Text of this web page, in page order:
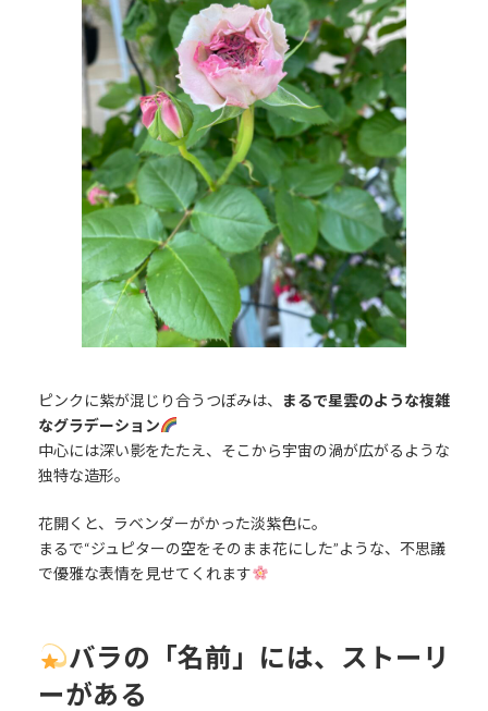
ピンクに紫が混じり合うつぼみは、
まるで星雲のような複雑
なグラデーション
中心には深い影をたたえ、そこから宇宙の渦が広がるような
独特な造形。
花開くと、ラベンダーがかった淡紫色に。
まるで“ジュピターの空をそのまま花にした”ような、不思議
で優雅な表情を見せてくれます
バラの「名前」には、ストーリ
ーがある